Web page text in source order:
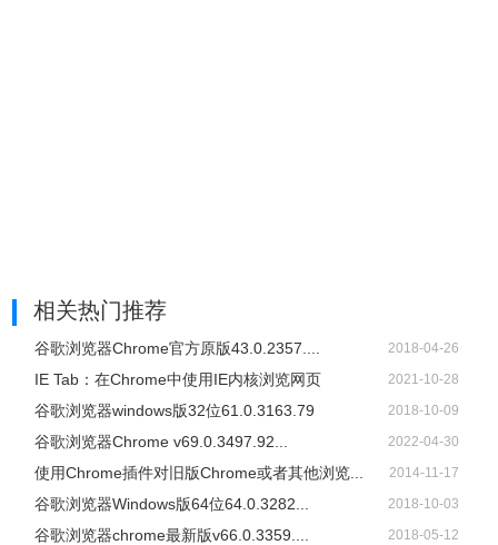
相关热门推荐
谷歌浏览器Chrome官方原版43.0.2357.... 2018-04-26
IE Tab：在Chrome中使用IE内核浏览网页 2021-10-28
谷歌浏览器windows版32位61.0.3163.79 2018-10-09
谷歌浏览器Chrome v69.0.3497.92... 2022-04-30
使用Chrome插件对旧版Chrome或者其他浏览... 2014-11-17
谷歌浏览器Windows版64位64.0.3282... 2018-10-03
谷歌浏览器chrome最新版v66.0.3359.... 2018-05-12